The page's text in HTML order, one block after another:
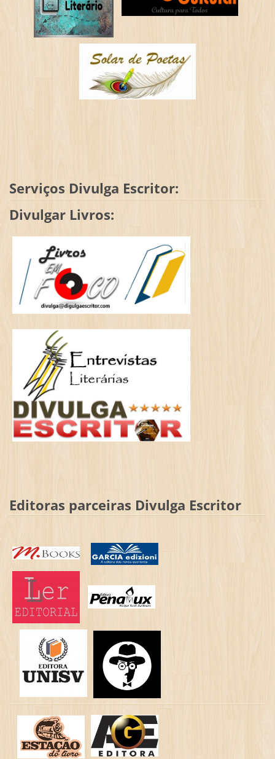
Serviços Divulga Escritor:
Divulgar Livros:
Editoras parceiras Divulga Escritor